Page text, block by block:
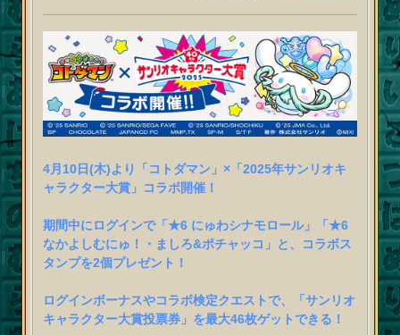
4月10日(木)より「コトダマン」×「2025年サンリオキ
ャラクター大賞」コラボ開催！
期間中にログインで「★6 にゅわシナモロール」「★6
なかよしむにゅ！・ましろ&ポチャッコ」と、コラボス
タンプを2個プレゼント！
ログインボーナスやコラボ検定クエストで、「サンリオ
キャラクター大賞投票券」を最大46枚ゲットできる！